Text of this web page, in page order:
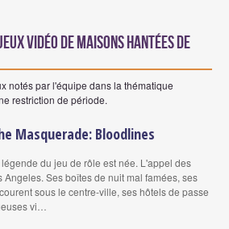
vidéo de maisons hantées de
notés par l'équipe dans la thématique
restriction de période.
Masquerade: Bloodlines
du jeu de rôle est née. L'appel des
Angeles. Ses boîtes de nuit mal famées, ses
sous le centre-ville, ses hôtels de passe
vi…